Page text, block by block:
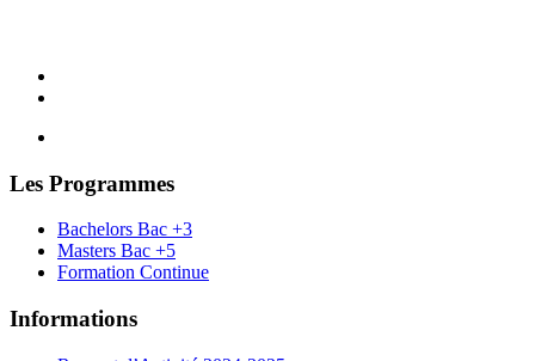
Les Programmes
Bachelors Bac +3
Masters Bac +5
Formation Continue
Informations